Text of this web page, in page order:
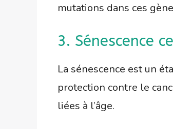
mutations dans ces
3. Sénescence
La sénescence est un
protection contre le
liées à l’âge.